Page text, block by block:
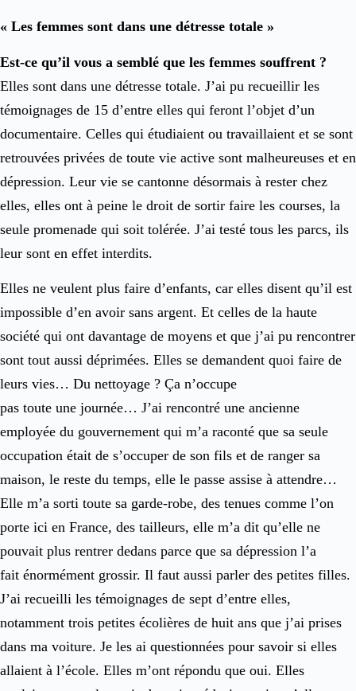
« Les femmes sont dans une détresse totale »
Est-ce qu’il vous a semblé que les femmes souffrent ?
Elles sont dans une détresse totale. J’ai pu recueillir les
témoignages de 15 d’entre elles qui feront l’objet d’un
documentaire. Celles qui étudiaient ou travaillaient et se sont
retrouvées privées de toute vie active sont malheureuses et en
dépression. Leur vie se cantonne désormais à rester chez
elles, elles ont à peine le droit de sortir faire les courses, la
seule promenade qui soit tolérée. J’ai testé tous les parcs, ils
leur sont en effet interdits.
Elles ne veulent plus faire d’enfants, car elles disent qu’il est
impossible d’en avoir sans argent. Et celles de la haute
société qui ont davantage de moyens et que j’ai pu rencontrer
sont tout aussi déprimées. Elles se demandent quoi faire de
leurs vies… Du nettoyage ? Ça n’occupe
pas toute une journée… J’ai rencontré une ancienne
employée du gouvernement qui m’a raconté que sa seule
occupation était de s’occuper de son fils et de ranger sa
maison, le reste du temps, elle le passe assise à attendre…
Elle m’a sorti toute sa garde-robe, des tenues comme l’on
porte ici en France, des tailleurs, elle m’a dit qu’elle ne
pouvait plus rentrer dedans parce que sa dépression l’a
fait énormément grossir. Il faut aussi parler des petites filles.
J’ai recueilli les témoignages de sept d’entre elles,
notamment trois petites écolières de huit ans que j’ai prises
dans ma voiture. Je les ai questionnées pour savoir si elles
allaient à l’école. Elles m’ont répondu que oui. Elles